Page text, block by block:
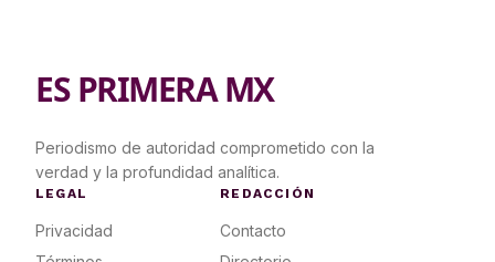
ES PRIMERA MX
Periodismo de autoridad comprometido con la
verdad y la profundidad analítica.
LEGAL
Privacidad
REDACCIÓN
Contacto